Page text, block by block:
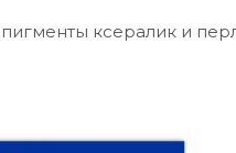
ксералик и